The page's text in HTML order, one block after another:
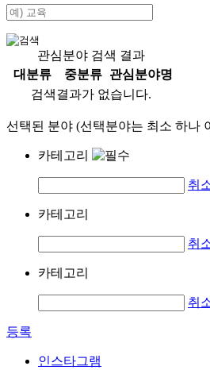
관심분야 검색 결과
대분류
중분류
관심분야명
검색결과가 없습니다.
선택된 분야 (선택분야는 최소 하나
카테고리
취
카테고리
취
카테고리
취
등록
인스타그램